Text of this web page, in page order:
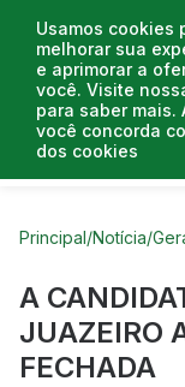
Usamos cookies
melhorar sua
e aprimorar a
você. Visite
para saber mais.
você concorda
dos cookies
Curtas do Poder
Principal/Notícia/
A
JUAZEIRO
FECHADA